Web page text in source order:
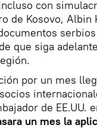
con
de Kosovo, Albin
serbios
que siga
por un mes
de EE.UU.
un mes la